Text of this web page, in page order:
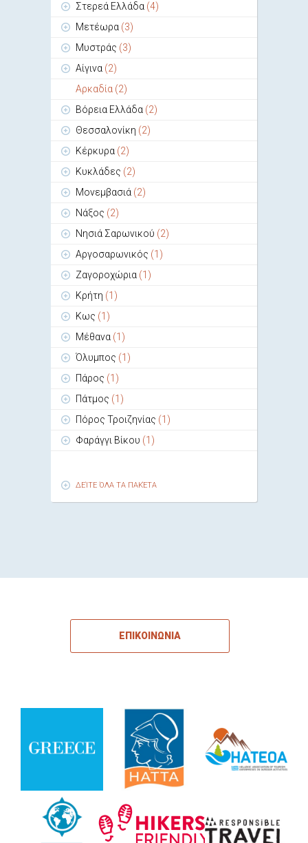
Στερεά Ελλάδα (4)
Μετέωρα (3)
Μυστράς (3)
Αίγινα (2)
Αρκαδία (2)
Βόρεια Ελλάδα (2)
Θεσσαλονίκη (2)
Κέρκυρα (2)
Κυκλάδες (2)
Μονεμβασιά (2)
Νάξος (2)
Νησιά Σαρωνικού (2)
Αργοσαρωνικός (1)
Ζαγοροχώρια (1)
Κρήτη (1)
Κως (1)
Μέθανα (1)
Όλυμπος (1)
Πάρος (1)
Πάτμος (1)
Πόρος Τροιζηνίας (1)
Φαράγγι Βίκου (1)
ΔΕΊΤΕ ΌΛΑ ΤΑ ΠΑΚΈΤΑ
ΕΠΙΚΟΙΝΩΝΙΑ